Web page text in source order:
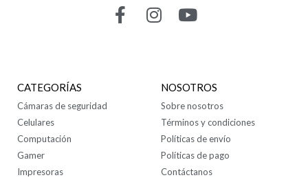
CATEGORÍAS
Cámaras de seguridad
Celulares
Computación
Gamer
Impresoras
NOSOTROS
Sobre nosotros
Términos y condiciones
Políticas de envío
Políticas de pago
Contáctanos